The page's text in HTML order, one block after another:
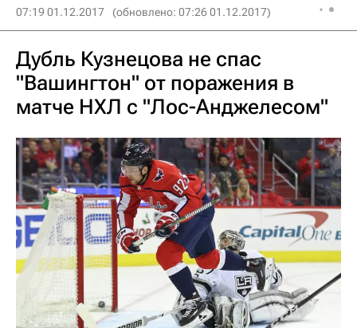
07:19 01.12.2017 (обновлено: 07:26 01.12.2017)
Дубль Кузнецова не спас
"Вашингтон" от поражения в
матче НХЛ с "Лос-Анджелесом"